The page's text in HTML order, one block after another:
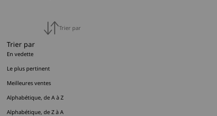
Trier par
Trier par
En vedette
Le plus pertinent
Meilleures ventes
Alphabétique, de A à Z
Alphabétique, de Z à A